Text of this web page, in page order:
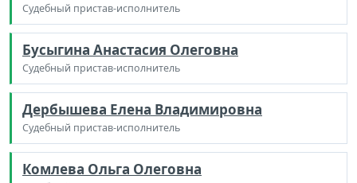
Судебный пристав-исполнитель
Бусыгина Анастасия Олеговна
Судебный пристав-исполнитель
Дербышева Елена Владимировна
Судебный пристав-исполнитель
Комлева Ольга Олеговна